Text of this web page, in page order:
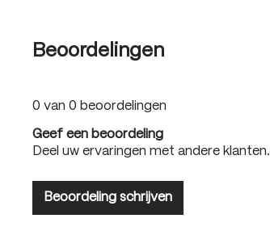
Beoordelingen
0 van 0 beoordelingen
Geef een beoordeling
Deel uw ervaringen met andere klanten.
Beoordeling schrijven